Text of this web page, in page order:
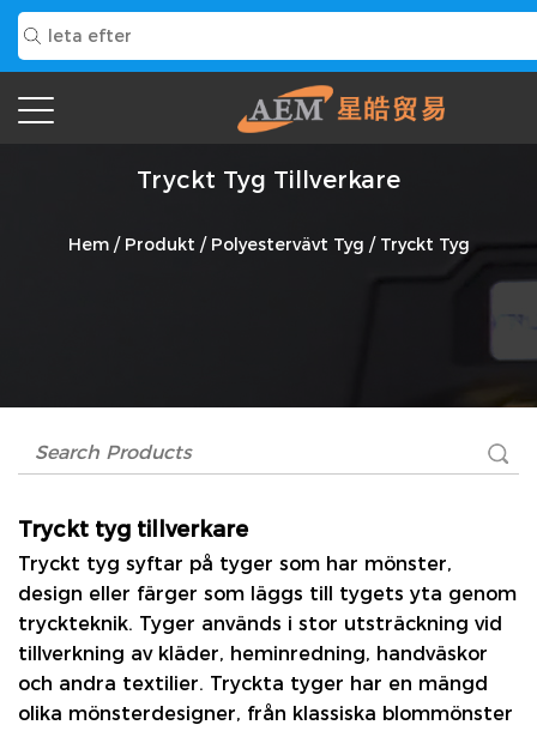
Tryckt Tyg Tillverkare
Hem/ Produkt / Polyestervävt Tyg / Tryckt Tyg
Tryckt tyg tillverkare
Tryckt tyg syftar på tyger som har mönster,
design eller färger som läggs till tygets yta genom
tryckteknik. Tyger används i stor utsträckning vid
tillverkning av kläder, heminredning, handväskor
och andra textilier. Tryckta tyger har en mängd
olika mönsterdesigner, från klassiska blommönster